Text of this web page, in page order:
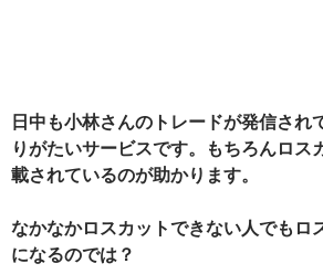
日中も小林さんのトレードが発信され
りがたいサービスです。もちろんロス
載されているのが助かります。
なかなかロスカットできない人でもロ
になるのでは？